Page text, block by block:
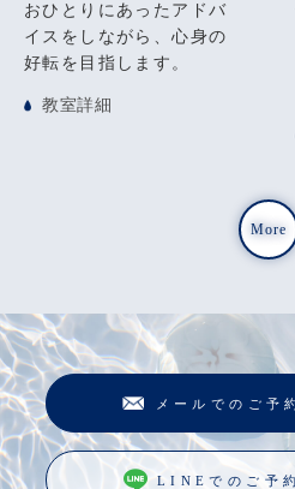
おひとりにあったアドバ
イスをしながら、心身の
好転を目指します。
教室詳細
More
メールでのご予
LINEでのご予